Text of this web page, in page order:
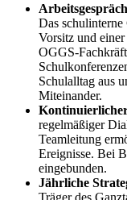
Das
Vorsitz und
OGGS-
Schulalltag aus
Miteinander.
regelmäßiger
Teamleitung
Ereignisse. Bei
eingebunden.
Jährliche
Träger des